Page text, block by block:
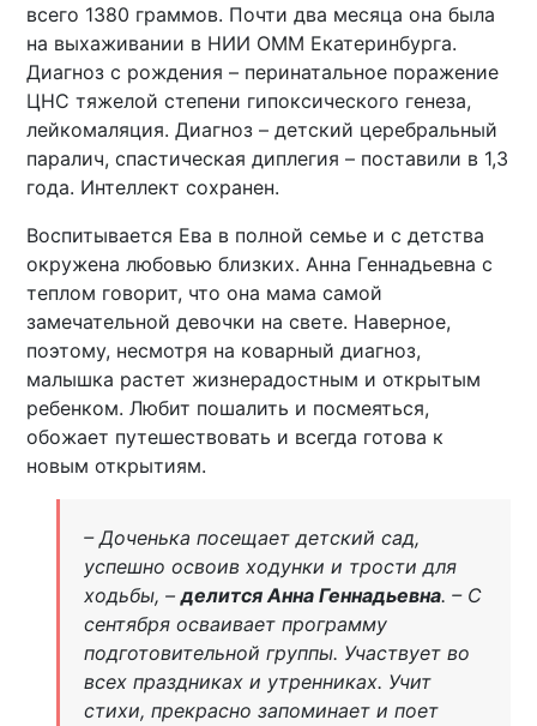
всего 1380 граммов. Почти два месяца она была
на выхаживании в НИИ ОММ Екатеринбурга.
Диагноз с рождения – перинатальное поражение
ЦНС тяжелой степени гипоксического генеза,
лейкомаляция. Диагноз – детский церебральный
паралич, спастическая диплегия – поставили в 1,3
года. Интеллект сохранен.
Воспитывается Ева в полной семье и с детства
окружена любовью близких. Анна Геннадьевна с
теплом говорит, что она мама самой
замечательной девочки на свете. Наверное,
поэтому, несмотря на коварный диагноз,
малышка растет жизнерадостным и открытым
ребенком. Любит пошалить и посмеяться,
обожает путешествовать и всегда готова к
новым открытиям.
– Доченька посещает детский сад,
успешно освоив ходунки и трости для
ходьбы, –делится Анна Геннадьевна. – С
сентября осваивает программу
подготовительной группы. Участвует во
всех праздниках и утренниках. Учит
стихи, прекрасно запоминает и поет